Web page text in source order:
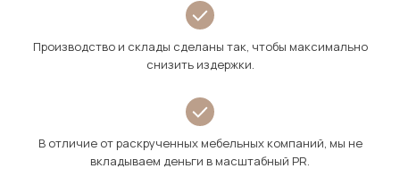
Производство и склады сделаны так, чтобы максимально
снизить издержки.
В отличие от раскрученных мебельных компаний, мы не
вкладываем деньги в масштабный PR.